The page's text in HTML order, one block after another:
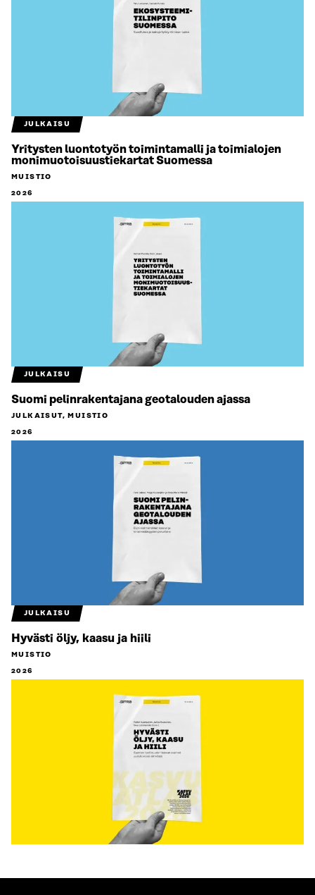
JULKAISU
Yritysten luontotyön toimintamalli ja toimialojen
monimuotoisuustiekartat Suomessa
MUISTIO
2026
JULKAISU
Suomi pelinrakentajana geotalouden ajassa
JULKAISUT, MUISTIO
2026
JULKAISU
Hyvästi öljy, kaasu ja hiili
MUISTIO
2026